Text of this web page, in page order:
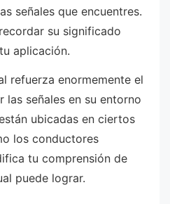
señales que encuentres.
su significado
aplicación.
refuerza enormemente el
las señales en su entorno
ubicadas en ciertos
los conductores
tu comprensión de
puede lograr.